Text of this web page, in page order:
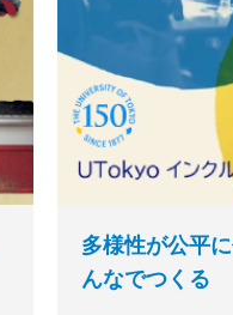
多様性が公平
んなでつくる